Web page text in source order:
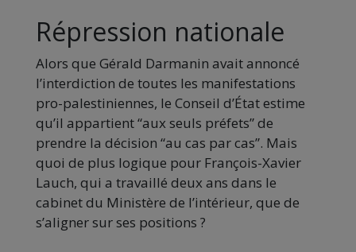
Répression nationale
Alors que Gérald Darmanin avait annoncé
l’interdiction de toutes les manifestations
pro-palestiniennes, le Conseil d’État estime
qu’il appartient “aux seuls préfets” de
prendre la décision “au cas par cas”. Mais
quoi de plus logique pour François-Xavier
Lauch, qui a travaillé deux ans dans le
cabinet du Ministère de l’intérieur, que de
s’aligner sur ses positions ?